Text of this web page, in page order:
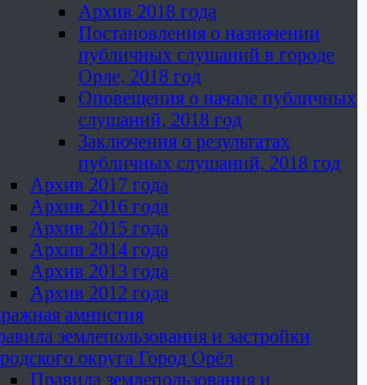
Архив 2018 года
Постановления о назначении
публичных слушаний в городе
Орле, 2018 год
Оповещения о начале публичных
слушаний, 2018 год
Заключения о результатах
публичных слушаний, 2018 год
Архив 2017 года
Архив 2016 года
Архив 2015 года
Архив 2014 года
Архив 2013 года
Архив 2012 года
амнистия
землепользования и застройки
округа Город Орёл
Правила землепользования и